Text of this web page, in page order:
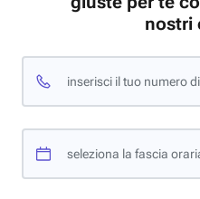
nostri
inserisci il tuo numero
seleziona la fascia